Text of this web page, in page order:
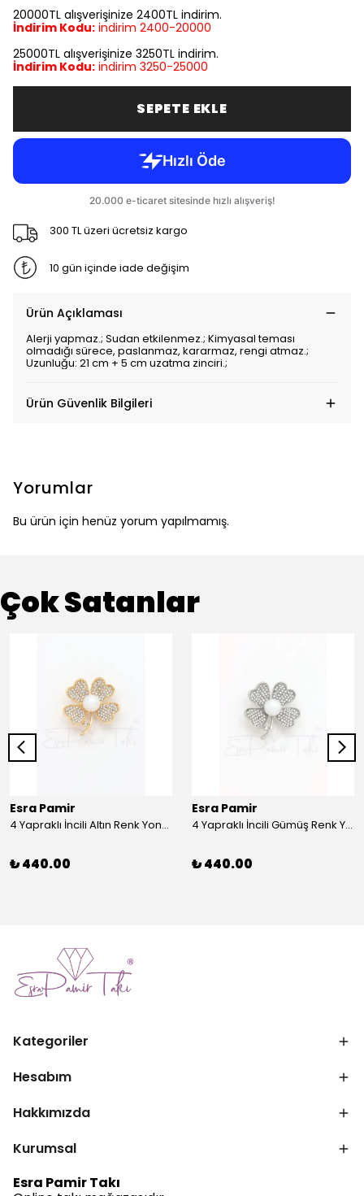
20000TL alışverişinize 2400TL indirim.
İndirim Kodu: indirim 2400-20000
25000TL alışverişinize 3250TL indirim.
İndirim Kodu: indirim 3250-25000
SEPETE EKLE
300 TL üzeri ücretsiz kargo
10 gün içinde iade değişim
Ürün Açıklaması
Alerji yapmaz.; Sudan etkilenmez.; Kimyasal teması
olmadığı sürece, paslanmaz, kararmaz, rengi atmaz.;
Uzunluğu: 21 cm + 5 cm uzatma zinciri.;
Ürün Güvenlik Bilgileri
Yorumlar
Bu ürün için henüz yorum yapılmamış.
Çok Satanlar
Esra Pamir
4 Yapraklı İncili Altın Renk Yonca Broş
₺ 440.00
Esra Pamir
4 Yapraklı İncili Gümüş Renk Yonca Broş
₺ 440.00
Kategoriler
Hesabım
Hakkımızda
Kurumsal
Esra Pamir Takı